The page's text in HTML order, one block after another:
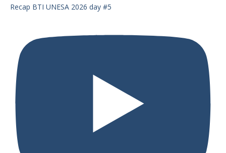
Recap BTI UNESA 2026 day #5